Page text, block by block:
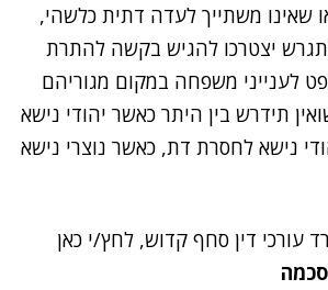
שאינו משתייך לעדה דתית כלשהי,
יצטרכו להגיש בקשה להתרת
לענייני משפחה במקום מגוריהם
תידרש בין היתר כאשר יהודי נישא
נישא לחסרת דת, כאשר נוצרי נישא
עורכי דין סחף קדוש, לחץ/י כאן